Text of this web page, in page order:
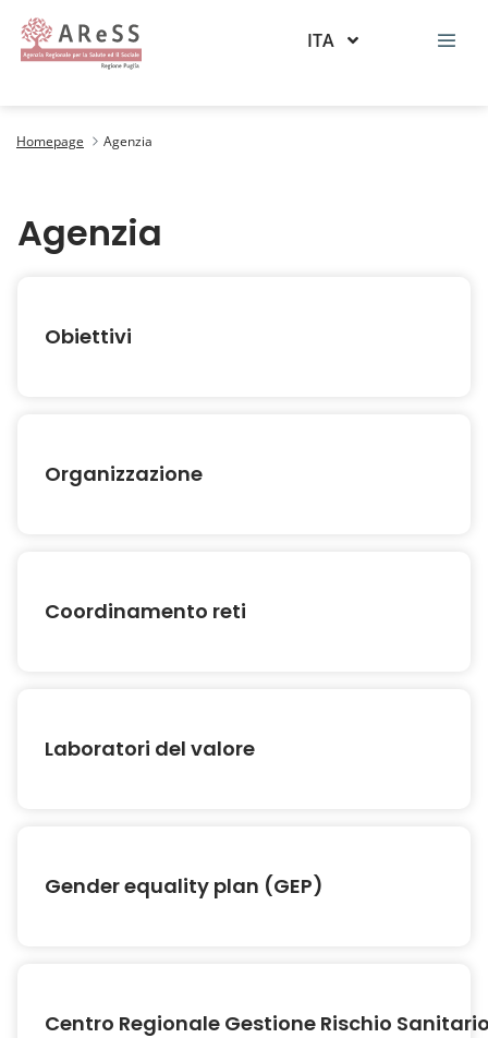
ITA
Homepage Agenzia
Agenzia
Obiettivi
Organizzazione
Coordinamento reti
Laboratori del valore
Gender equality plan (GEP)
Centro Regionale Gestione Rischio